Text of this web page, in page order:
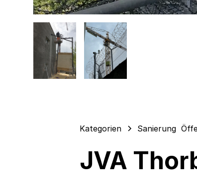
Kategorien Sanierung
JVA